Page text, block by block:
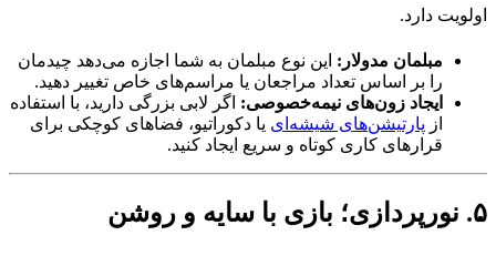
اولویت دارد.
مبلمان مدولار: این نوع مبلمان به شما اجازه می‌دهد چیدمان
را بر اساس تعداد مراجعان یا مراسم‌های خاص تغییر دهید.
ایجاد زون‌های نیمه‌خصوصی: اگر لابی بزرگی دارید، با استفاده
از پارتیشن‌های شیشه‌ای یا دکوراتیو، فضاهای کوچکی برای
قرارهای کاری کوتاه و سریع ایجاد کنید.
۵. نورپردازی؛ بازی با سایه و روشن